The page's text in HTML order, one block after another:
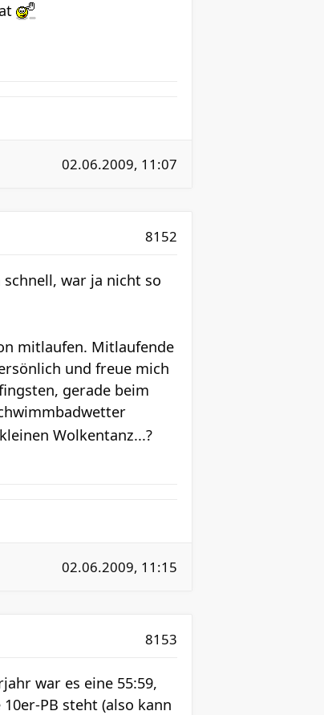
02.06.2009, 11:07
8152
war ja nicht so
mitlaufen. Mitlaufende
und freue mich
gerade beim
Wolkentanz...?
02.06.2009, 11:15
8153
war es eine 55:59,
PB steht (also kann